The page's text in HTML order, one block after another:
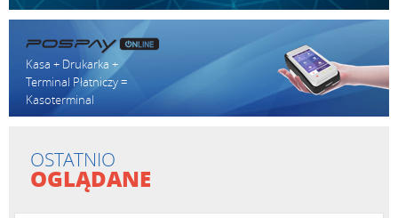
Kasa + Drukarka +
Terminal Płatniczy =
Kasoterminal
OSTATNIO
OGLĄDANE